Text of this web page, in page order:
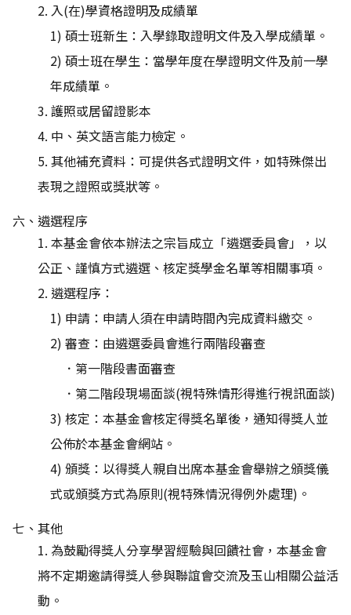
2. 入(在)學資格證明及成績單
1) 碩士班新生：入學錄取證明文件及入學成績單。
2) 碩士班在學生：當學年度在學證明文件及前一學
年成績單。
3. 護照或居留證影本
4. 中、英文語言能力檢定。
5. 其他補充資料：可提供各式證明文件，如特殊傑出
表現之證照或獎狀等。
六、遴選程序
1. 本基金會依本辦法之宗旨成立「遴選委員會」，以
公正、謹慎方式遴選、核定獎學金名單等相關事項。
2. 遴選程序：
1) 申請：申請人須在申請時間內完成資料繳交。
2) 審查：由遴選委員會進行兩階段審查
．第一階段書面審查
．第二階段現場面談(視特殊情形得進行視訊面談)
3) 核定：本基金會核定得獎名單後，通知得獎人並
公佈於本基金會網站。
4) 頒獎：以得獎人親自出席本基金會舉辦之頒獎儀
式或頒獎方式為原則(視特殊情況得例外處理)。
七、其他
1. 為鼓勵得獎人分享學習經驗與回饋社會，本基金會
將不定期邀請得獎人參與聯誼會交流及玉山相關公益活
動。